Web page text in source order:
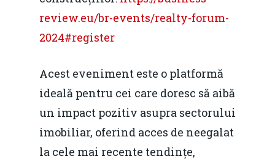
review.eu/br-events/realty-forum-
2024#register
Acest eveniment este o platformă
ideală pentru cei care doresc să aibă
un impact pozitiv asupra sectorului
imobiliar, oferind acces de neegalat
la cele mai recente tendințe,